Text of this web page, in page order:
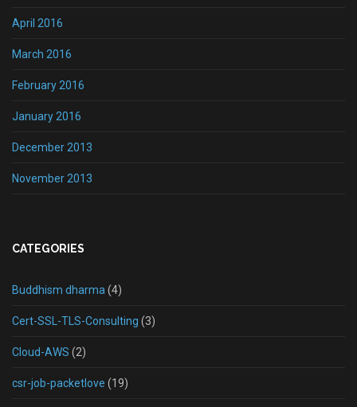
April 2016
March 2016
February 2016
January 2016
December 2013
November 2013
CATEGORIES
Buddhism dharma(4)
Cert-SSL-TLS-Consulting (3)
Cloud-AWS (2)
csr-job-packetlove (19)